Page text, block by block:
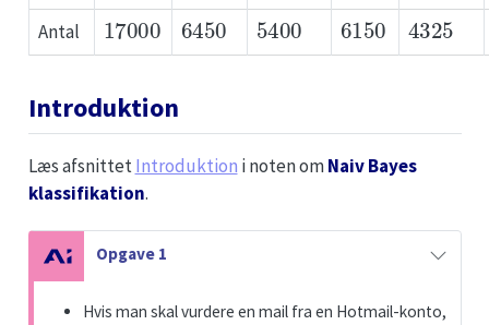
Antal
17000 6450 5400 6150 4325
Introduktion
Læs afsnittetIntroduktion i noten omNaiv Bayes
klassifikation.
N
t
Opgave 1
Hvis man skal vurdere en mail fra en Hotmail-konto,